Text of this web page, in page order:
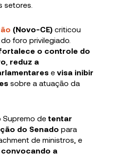
setores.
(Novo-CE) criticou
foro privilegiado.
o controle do
reduz a
evisa inibir
sobre a atuação da
Supremo de tentar
do Senado para
de ministros, e
convocando a